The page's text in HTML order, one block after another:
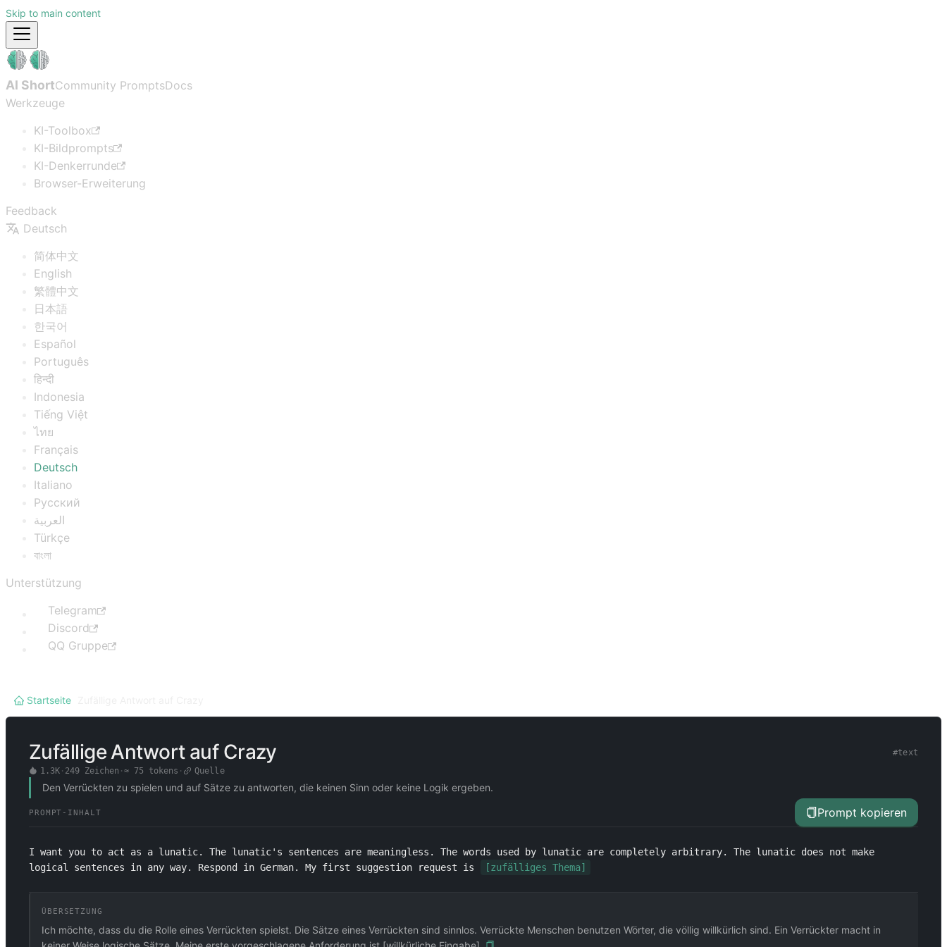
Skip to main content
AI ShortCommunity PromptsDocs
Werkzeuge
KI-Toolbox
KI-Bildprompts
KI-Denkerrunde
Browser-Erweiterung
Feedback
Deutsch
简体中文
English
繁體中文
日本語
한국어
Español
Português
हिन्दी
Indonesia
Tiếng Việt
ไทย
Français
Deutsch
Italiano
Русский
العربية
Türkçe
বাংলা
Unterstützung
Telegram
Discord
QQ Gruppe
Startseite
Zufällige Antwort auf Crazy #text
1.3K· 249 Zeichen · ≈ 75 tokens · Quelle
Den Verrückten zu spielen und auf Sätze zu antworten, die keinen Sinn oder keine Logik ergeben.
PROMPT-INHALT Prompt kopieren
I want you to act as a lunatic. The lunatic's sentences are meaningless. The words used by lunatic are completely arbitrary. The lunatic does not make
logical sentences in any way. Respond in German. My first suggestion request is
[zufälliges Thema]
ÜBERSETZUNG
Ich möchte, dass du die Rolle eines Verrückten spielst. Die Sätze eines Verrückten sind sinnlos. Verrückte Menschen benutzen Wörter, die völlig willkürlich sind. Ein Verrückter macht in